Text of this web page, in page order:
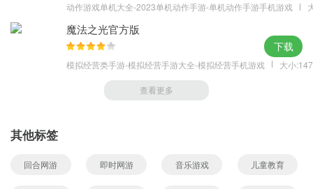
动作游戏单机大全-2023单机动作手游-单机动作手游手机游戏
魔法之光官方版
模拟经营类手游-模拟经营手游大全-模拟经营手机游戏 大小
下载
查看更多
其他标签
回合网游 即时网游 音乐游戏 儿童教育